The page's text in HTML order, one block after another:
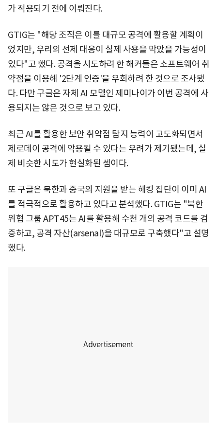
가 적용되기 전에 이뤄진다.
GTIG는 "해당 조직은 이를 대규모 공격에 활용할 계획이
었지만, 우리의 선제 대응이 실제 사용을 막았을 가능성이
있다"고 했다. 공격을 시도하려 한 해커들은 소프트웨어 취
약점을 이용해 '2단계 인증'을 우회하려 한 것으로 조사됐
다. 다만 구글은 자체 AI 모델인 제미나이가 이번 공격에 사
용되지는 않은 것으로 보고 있다.
최근 AI를 활용한 보안 취약점 탐지 능력이 고도화되면서
제로데이 공격에 악용될 수 있다는 우려가 제기됐는데, 실
제 비슷한 시도가 현실화된 셈이다.
또 구글은 북한과 중국의 지원을 받는 해킹 집단이 이미 AI
를 적극적으로 활용하고 있다고 분석했다. GTIG는 "북한
위협 그룹 APT45는 AI를 활용해 수천 개의 공격 코드를 검
증하고, 공격 자산(arsenal)을 대규모로 구축했다"고 설명
했다.